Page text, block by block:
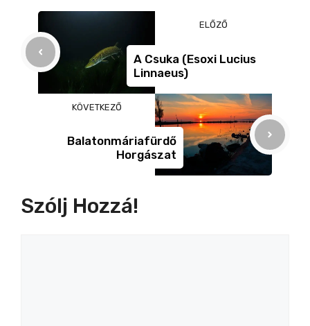
b
o
o
n
er
g
ELŐZŐ
A Csuka (Esoxi Lucius
Linnaeus)
KÖVETKEZŐ
Balatonmáriafürdő
Horgászat
Szólj Hozzá!